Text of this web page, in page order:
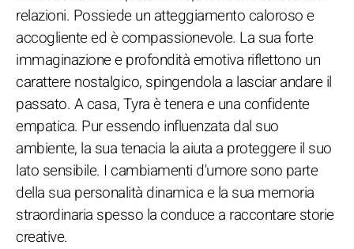
relazioni. Possiede un atteggiamento caloroso e
accogliente ed è compassionevole. La sua forte
immaginazione e profondità emotiva riflettono un
carattere nostalgico, spingendola a lasciar andare il
passato. A casa, Tyra è tenera e una confidente
empatica. Pur essendo influenzata dal suo
ambiente, la sua tenacia la aiuta a proteggere il suo
lato sensibile. I cambiamenti d'umore sono parte
della sua personalità dinamica e la sua memoria
straordinaria spesso la conduce a raccontare storie
creative.